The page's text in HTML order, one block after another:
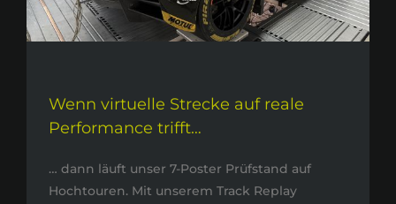
Wenn virtuelle Strecke auf reale
Performance trifft…
… dann läuft unser 7-Poster Prüfstand auf
Hochtouren. Mit unserem Track Replay